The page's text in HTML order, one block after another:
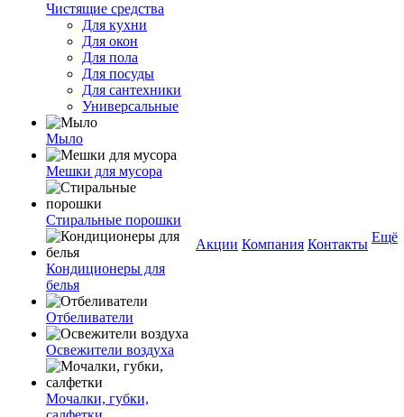
Чистящие средства
Для кухни
Для окон
Для пола
Для посуды
Для сантехники
Универсальные
Мыло
Мешки для мусора
Стиральные порошки
Кондиционеры для
белья
Отбеливатели
Освежители воздуха
Мочалки, губки,
Акции Компания Контакты Ещё